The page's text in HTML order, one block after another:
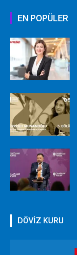
EN POPÜLER
DÖVİZ KURU